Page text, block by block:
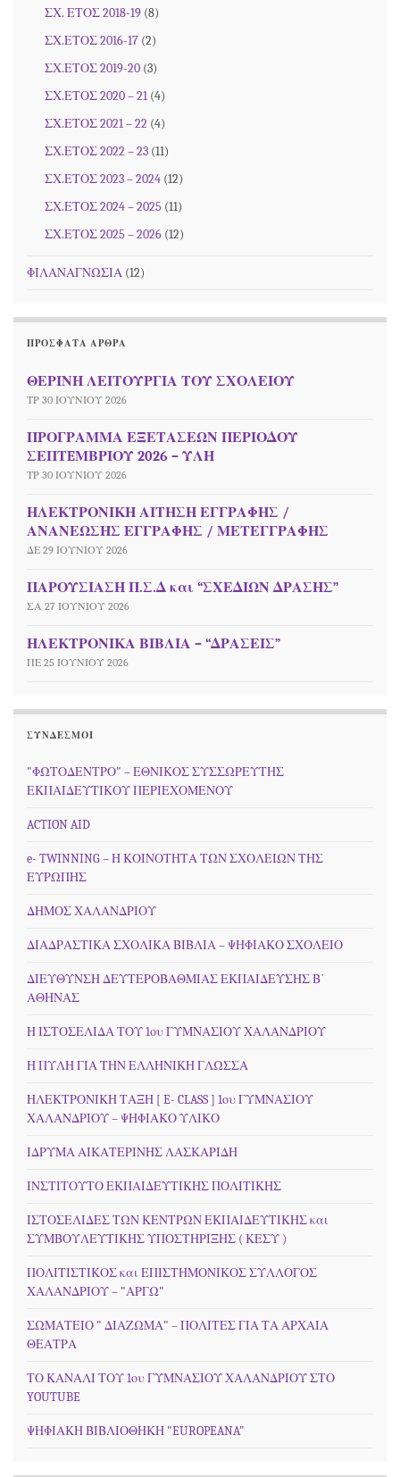
ΣΧ. ΕΤΟΣ 2018-19 (8)
ΣΧ.ΕΤΟΣ 2016-17 (2)
ΣΧ.ΕΤΟΣ 2019-20 (3)
ΣΧ.ΕΤΟΣ 2020 – 21 (4)
ΣΧ.ΕΤΟΣ 2021 – 22 (4)
ΣΧ.ΕΤΟΣ 2022 – 23 (11)
ΣΧ.ΕΤΟΣ 2023 – 2024 (12)
ΣΧ.ΕΤΟΣ 2024 – 2025 (11)
ΣΧ.ΕΤΟΣ 2025 – 2026 (12)
ΦΙΛΑΝΑΓΝΩΣΙΑ (12)
ΠΡΌΣΦΑΤΑ ΆΡΘΡΑ
ΘΕΡΙΝΗ ΛΕΙΤΟΥΡΓΙΑ ΤΟΥ ΣΧΟΛΕΙΟΥ
ΤΡ 30 ΙΟΥΝΊΟΥ 2026
ΠΡΟΓΡΑΜΜΑ ΕΞΕΤΑΣΕΩΝ ΠΕΡΙΟΔΟΥ
ΣΕΠΤEΜΒΡΙΟΥ 2026 – ΥΛΗ
ΤΡ 30 ΙΟΥΝΊΟΥ 2026
ΗΛΕΚΤΡΟΝΙΚΗ ΑΙΤΗΣΗ ΕΓΓΡΑΦΗΣ /
ΑΝΑΝΕΩΣΗΣ ΕΓΓΡΑΦΗΣ / ΜΕΤΕΓΓΡΑΦΗΣ
ΔΕ 29 ΙΟΥΝΊΟΥ 2026
ΠΑΡΟΥΣΙΑΣΗ Π.Σ.Δ και “ΣΧΕΔΙΩΝ ΔΡΑΣΗΣ”
ΣΑ 27 ΙΟΥΝΊΟΥ 2026
ΗΛΕΚΤΡΟΝΙΚΑ ΒΙΒΛΙΑ – “ΔΡΑΣΕΙΣ”
ΠΕ 25 ΙΟΥΝΊΟΥ 2026
ΣΎΝΔΕΣΜΟΙ
"ΦΩΤΟΔΕΝΤΡΟ" – ΕΘΝΙΚΟΣ ΣΥΣΣΩΡΕΥΤΗΣ
ΕΚΠΑΙΔΕΥΤΙΚΟΥ ΠΕΡΙΕΧΟΜΕΝΟΥ
ACTION AID
e- TWINNING – Η ΚΟΙΝΟΤΗΤΑ ΤΩΝ ΣΧΟΛΕΙΩΝ ΤΗΣ
ΕΥΡΩΠΗΣ
ΔΗΜΟΣ ΧΑΛΑΝΔΡΙΟΥ
ΔΙΑΔΡΑΣΤΙΚΑ ΣΧΟΛΙΚΑ ΒΙΒΛΙΑ – ΨΗΦΙΑΚΟ ΣΧΟΛΕΙΟ
ΔΙΕΥΘΥΝΣΗ ΔΕΥΤΕΡΟΒΑΘΜΙΑΣ ΕΚΠΑΙΔΕΥΣΗΣ Β΄
ΑΘΗΝΑΣ
Η ΙΣΤΟΣΕΛΙΔΑ ΤΟΥ 1ου ΓΥΜΝΑΣΙΟΥ ΧΑΛΑΝΔΡΙΟΥ
Η ΠΥΛΗ ΓΙΑ ΤΗΝ ΕΛΛΗΝΙΚΗ ΓΛΩΣΣΑ
ΗΛΕΚΤΡΟΝΙΚΗ ΤΑΞΗ [ E- CLASS ] 1ου ΓΥΜΝΑΣΙΟΥ
ΧΑΛΑΝΔΡΙΟΥ – ΨΗΦΙΑΚΟ ΥΛΙΚΟ
ΙΔΡΥΜΑ ΑΙΚΑΤΕΡΙΝΗΣ ΛΑΣΚΑΡΙΔΗ
ΙΝΣΤΙΤΟΥΤΟ ΕΚΠΑΙΔΕΥΤΙΚΗΣ ΠΟΛΙΤΙΚΗΣ
ΙΣΤΟΣΕΛΙΔΕΣ ΤΩΝ ΚΕΝΤΡΩΝ ΕΚΠΑΙΔΕΥΤΙΚΗΣ και
ΣΥΜΒΟΥΛΕΥΤΙΚΗΣ ΥΠΟΣΤΗΡΙΞΗΣ ( ΚΕΣΥ )
ΠΟΛΙΤΙΣΤΙΚΟΣ και ΕΠΙΣΤΗΜΟΝΙΚΟΣ ΣΥΛΛΟΓΟΣ
ΧΑΛΑΝΔΡΙΟΥ – "ΑΡΓΩ"
ΣΩΜΑΤΕΙΟ " ΔΙΑΖΩΜΑ" – ΠΟΛΙΤΕΣ ΓΙΑ ΤΑ ΑΡΧΑΙΑ
ΘΕΑΤΡΑ
ΤΟ ΚΑΝΑΛΙ ΤΟΥ 1ου ΓΥΜΝΑΣΙΟΥ ΧΑΛΑΝΔΡΙΟΥ ΣΤΟ
YOUTUBE
ΨΗΦΙΑΚΗ ΒΙΒΛΙΟΘΗΚΗ "EUROPEANA"